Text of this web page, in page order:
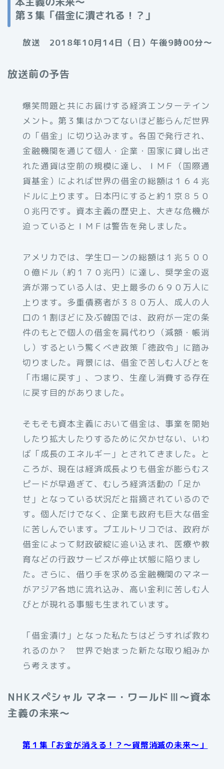
第３集「借金に潰される！？」
放送 2018年10月14日（日）午後9時00分～
放送前の予告
爆笑問題と共にお届けする経済エンターテイン
メント。第３集はかつてないほど膨らんだ世界
の「借金」に切り込みます。各国で発行され、
金融機関を通じて個人・企業・国家に貸し出さ
れた通貨は空前の規模に達し、ＩＭＦ（国際通
貨基金）によれば世界の借金の総額は１６４兆
ドルに上ります。日本円にすると約１京８５０
０兆円です。資本主義の歴史上、大きな危機が
迫っているとＩＭＦは警告を発しました。
アメリカでは、学生ローンの総額は１兆５００
０億ドル（約１７０兆円）に達し、奨学金の返
済が滞っている人は、史上最多の６９０万人に
上ります。多重債務者が３８０万人、成人の人
口の１割ほどに及ぶ韓国では、政府が一定の条
件のもとで個人の借金を肩代わり（減額・帳消
し）するという驚くべき政策「徳政令」に踏み
切りました。背景には、借金で苦しむ人びとを
「市場に戻す」、つまり、生産し消費する存在
に戻す目的がありました。
そもそも資本主義において借金は、事業を開始
したり拡大したりするために欠かせない、いわ
ば「成長のエネルギー」とされてきました。と
ころが、現在は経済成長よりも借金が膨らむス
ピードが早過ぎて、むしろ経済活動の「足か
せ」となっている状況だと指摘されているので
す。個人だけでなく、企業も政府も巨大な借金
に苦しんでいます。プエルトリコでは、政府が
借金によって財政破綻に追い込まれ、医療や教
育などの行政サービスが停止状態に陥りまし
た。さらに、借り手を求める金融機関のマネー
がアジア各地に流れ込み、高い金利に苦しむ人
びとが現れる事態も生まれています。
「借金漬け」となった私たちはどうすれば救わ
れるのか？ 世界で始まった新たな取り組みか
ら考えます。
NHKスペシャル マネー・ワールドⅢ～資本
主義の未来～
第１集「お金が消える！？～貨幣消滅の未来～」